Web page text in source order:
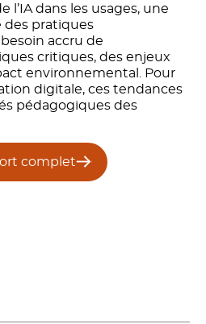
l’IA dans les usages, une
des pratiques
accru de
critiques, des enjeux
environnemental. Pour
digitale, ces tendances
pédagogiques des
complet